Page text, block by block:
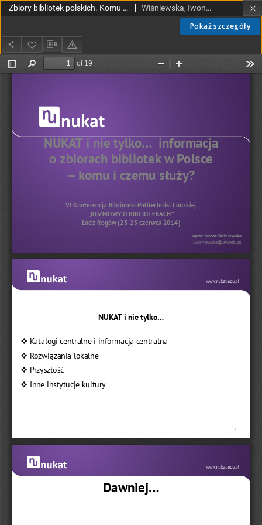
Pokaż szczegóły
Zbiory bibliotek polskich. Komu i czemu służy informacja o zbiorach i jej udostępnianie? Wiśniewska, Iwona.